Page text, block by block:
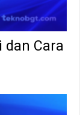
dan Cara